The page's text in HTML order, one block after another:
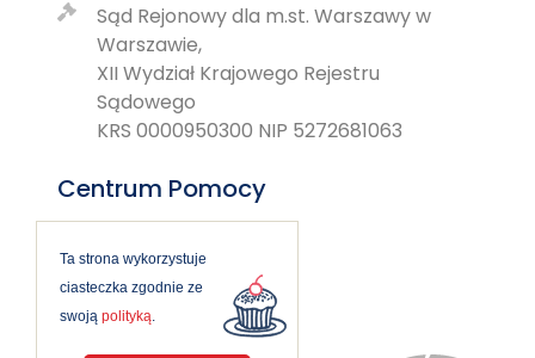
Ta strona wykorzystuje
ciasteczka zgodnie ze
swojąpolityką.
Sąd Rejonowy dla m.st. Warszawy w
Warszawie,
XII Wydział Krajowego Rejestru
Sądowego
KRS 0000950300 NIP 5272681063
Centrum Pomocy
pn-pt 9-12 i 14-17
pomoc@startparking.pl